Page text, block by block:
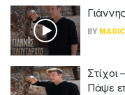
BY
Στίχοι
Πάψε